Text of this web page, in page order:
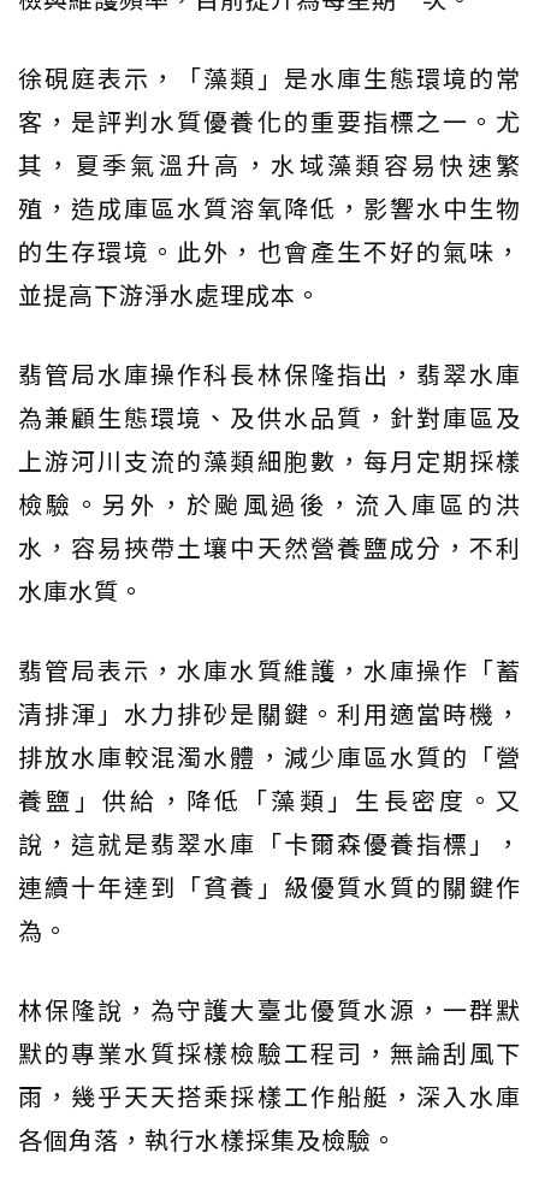
徐硯庭表示，「藻類」是水庫生態環境的常
客，是評判水質優養化的重要指標之一。尤
其，夏季氣溫升高，水域藻類容易快速繁
殖，造成庫區水質溶氧降低，影響水中生物
的生存環境。此外，也會產生不好的氣味，
並提高下游淨水處理成本。
翡管局水庫操作科長林保隆指出，翡翠水庫
為兼顧生態環境、及供水品質，針對庫區及
上游河川支流的藻類細胞數，每月定期採樣
檢驗。另外，於颱風過後，流入庫區的洪
水，容易挾帶土壤中天然營養鹽成分，不利
水庫水質。
翡管局表示，水庫水質維護，水庫操作「蓄
清排渾」水力排砂是關鍵。利用適當時機，
排放水庫較混濁水體，減少庫區水質的「營
養鹽」供給，降低「藻類」生長密度。又
說，這就是翡翠水庫「卡爾森優養指標」，
連續十年達到「貧養」級優質水質的關鍵作
為。
林保隆說，為守護大臺北優質水源，一群默
默的專業水質採樣檢驗工程司，無論刮風下
雨，幾乎天天搭乘採樣工作船艇，深入水庫
各個角落，執行水樣採集及檢驗。